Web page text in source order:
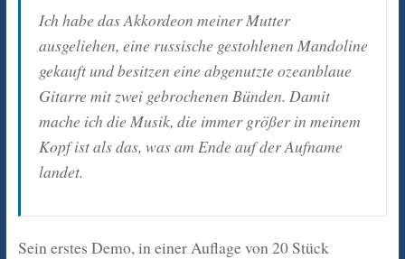
Ich habe das Akkordeon meiner Mutter
ausgeliehen, eine russische gestohlenen Mandoline
gekauft und besitzen eine abgenutzte ozeanblaue
Gitarre mit zwei gebrochenen Bünden. Damit
mache ich die Musik, die immer größer in meinem
Kopf ist als das, was am Ende auf der Aufname
landet.
Sein erstes Demo, in einer Auflage von 20 Stück